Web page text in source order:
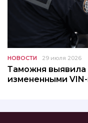
НОВОСТИ 29 июля 2026
Таможня выявила
измененными